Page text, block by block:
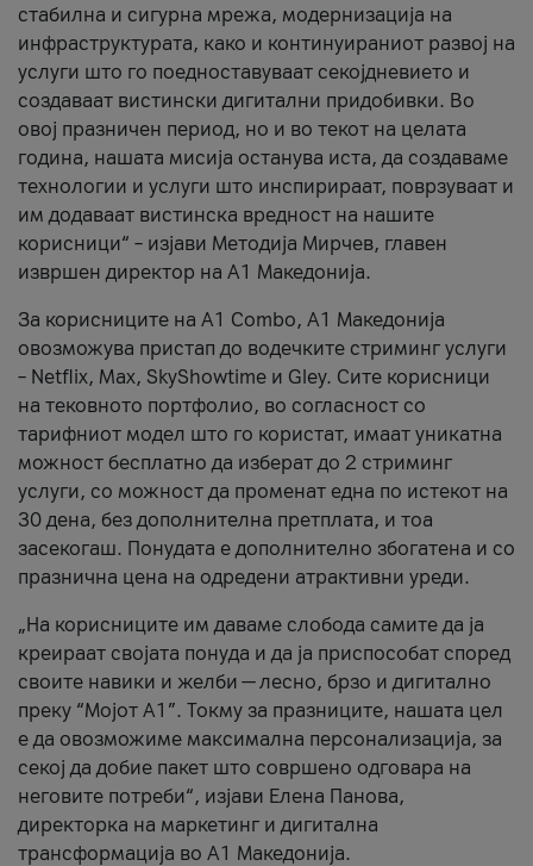
стабилна и сигурна мрежа, модернизација на
инфраструктурата, како и континуираниот развој на
услуги што го поедноставуваат секојдневието и
создаваат вистински дигитални придобивки. Во
овој празничен период, но и во текот на целата
година, нашата мисија останува иста, да создаваме
технологии и услуги што инспирираат, поврзуваат и
им додаваат вистинска вредност на нашите
корисници“ – изјави Методија Мирчев, главен
извршен директор на А1 Македонија.
За корисниците на A1 Combo, А1 Македонија
овозможува пристап до водечките стриминг услуги
– Netflix, Max, SkyShowtime и Gley. Сите корисници
на тековното портфолио, во согласност со
тарифниот модел што го користат, имаат уникатна
можност бесплатно да изберат до 2 стриминг
услуги, со можност да променат една по истекот на
30 дена, без дополнителна претплата, и тоа
засекогаш. Понудата е дополнително збогатена и со
празнична цена на одредени атрактивни уреди.
„На корисниците им даваме слобода самите да ја
креираат својата понуда и да ја приспособат според
своите навики и желби — лесно, брзо и дигитално
преку “Мојот А1”. Токму за празниците, нашата цел
е да овозможиме максимална персонализација, за
секој да добие пакет што совршено одговара на
неговите потреби“, изјави Елена Панова,
директорка на маркетинг и дигитална
трансформација во А1 Македонија.